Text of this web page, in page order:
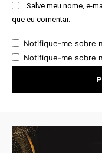
Salve meu nome, e-
que eu comentar.
Notifique-me sobre
Notifique-me sobre